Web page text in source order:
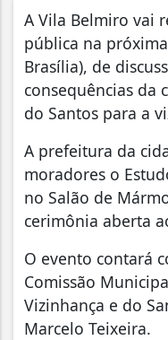
A Vila Belmiro vai
pública na
Brasília), de
consequências da
do Santos para a
A prefeitura da
moradores o
no Salão de
cerimônia aberta
O evento contará
Comissão
Vizinhança e do
Marcelo Teixeira.